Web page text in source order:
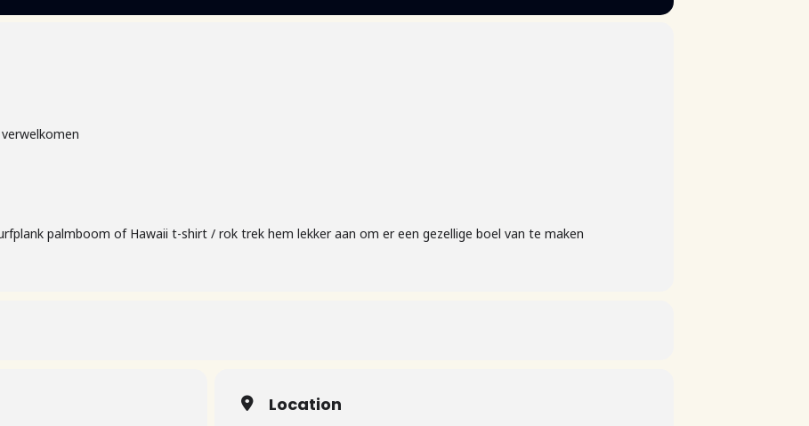
palmboom of Hawaii t-shirt / rok trek hem lekker aan om er een gezellige boel van te maken
Location